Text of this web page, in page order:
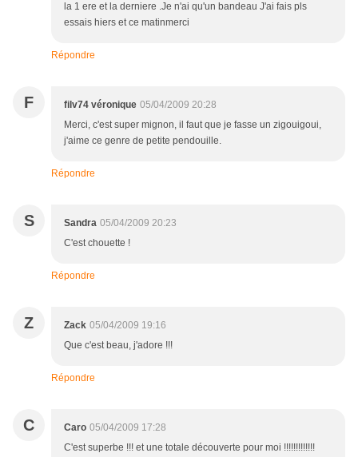
la 1 ere et la derniere .Je n'ai qu'un bandeau J'ai fais pls
essais hiers et ce matinmerci
Répondre
F filv74 véronique 05/04/2009 20:28
Merci, c'est super mignon, il faut que je fasse un zigouigoui,
j'aime ce genre de petite pendouille.
Répondre
S Sandra 05/04/2009 20:23
C'est chouette !
Répondre
Z Zack 05/04/2009 19:16
Que c'est beau, j'adore !!!
Répondre
C Caro 05/04/2009 17:28
C'est superbe !!! et une totale découverte pour moi !!!!!!!!!!!!!